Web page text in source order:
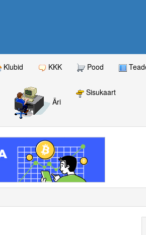
Klubid KKK Pood
Äri
Sisukaart